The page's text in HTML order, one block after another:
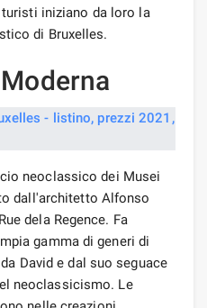
iniziano da loro la
di Bruxelles.
neoclassico dei Musei
dall'architetto Alfonso
dela Regence. Fa
gamma di generi di
David e dal suo seguace
neoclassicismo. Le